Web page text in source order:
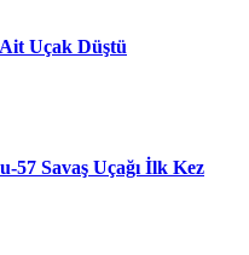
Ait Uçak Düştü
57 Savaş Uçağı İlk Kez